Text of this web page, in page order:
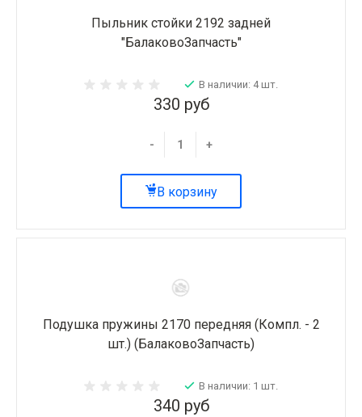
Пыльник стойки 2192 задней
"БалаковоЗапчасть"
В наличии: 4 шт.
330 руб
- +
В корзину
Подушка пружины 2170 передняя (Компл. - 2
шт.) (БалаковоЗапчасть)
В наличии: 1 шт.
340 руб